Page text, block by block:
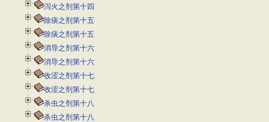
泻火之剂第十四
除痰之剂第十五
除痰之剂第十五
消导之剂第十六
消导之剂第十六
收涩之剂第十七
收涩之剂第十七
杀虫之剂第十八
杀虫之剂第十八